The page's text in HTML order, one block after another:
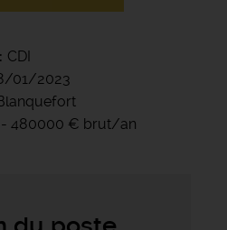
CDI
01/2023
480000 € brut/an